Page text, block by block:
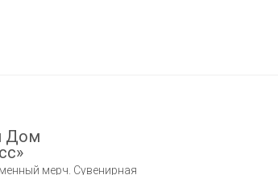
Дом
мерч. Сувенирная